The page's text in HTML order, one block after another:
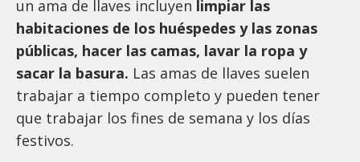
un ama de llaves incluyen limpiar las
habitaciones de los huéspedes y las zonas
públicas, hacer las camas, lavar la ropa y
sacar la basura. Las amas de llaves suelen
trabajar a tiempo completo y pueden tener
que trabajar los fines de semana y los días
festivos.